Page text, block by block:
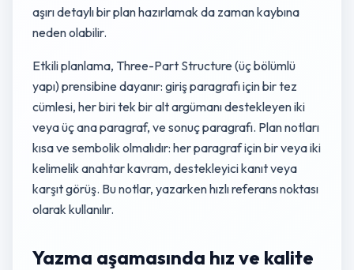
aşırı detaylı bir plan hazırlamak da zaman kaybına
neden olabilir.
Etkili planlama, Three-Part Structure (üç bölümlü
yapı) prensibine dayanır: giriş paragrafı için bir tez
cümlesi, her biri tek bir alt argümanı destekleyen iki
veya üç ana paragraf, ve sonuç paragrafı. Plan notları
kısa ve sembolik olmalıdır: her paragraf için bir veya iki
kelimelik anahtar kavram, destekleyici kanıt veya
karşıt görüş. Bu notlar, yazarken hızlı referans noktası
olarak kullanılır.
Yazma aşamasında hız ve kalite